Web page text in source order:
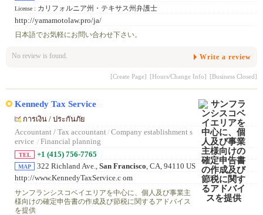
License : カリフォルニア州・テキサス州弁護士
http://yamamotolaw.pro/ja/
日本語でお気軽にお問い合わせ下さい。
No review is found. Write a review
[Create Page] [Hours/Change Info] [Business Closed]
Kennedy Tax Service
การเงิน / ประกันภัย
Accountant / Tax accountant/ Company establishment s
ervice / Financial planning
TEL +1 (415) 756-7765
MAP 322 Richland Ave., San Francisco, CA, 94110 US
http://www.KennedyTaxService.c om
サンフランシスコベイエリアを中心に、個人及び事業主
様向けの確定申告書の作成及び節税に関するアドバイス
を提供